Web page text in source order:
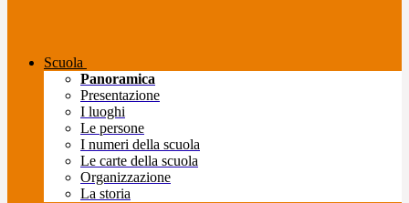
Scuola
Panoramica
Presentazione
I luoghi
Le persone
I numeri della scuola
Le carte della scuola
Organizzazione
La storia